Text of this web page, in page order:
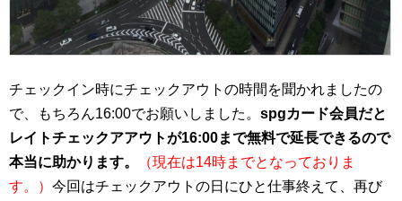
チェックイン時にチェックアウトの時間を聞かれましたの
で、もちろん16:00でお願いしました。 spgカード会員だと
レイトチェックアアウトが16:00まで無料で延長できるので
本当に助かります。
（現在は14時までとなっておりま
す。） 今回はチェックアウトの日にひと仕事終えて、再び